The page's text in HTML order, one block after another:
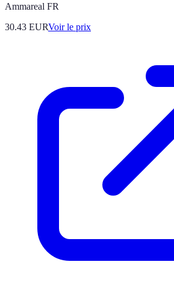
Ammareal FR
30.43 EURVoir le prix